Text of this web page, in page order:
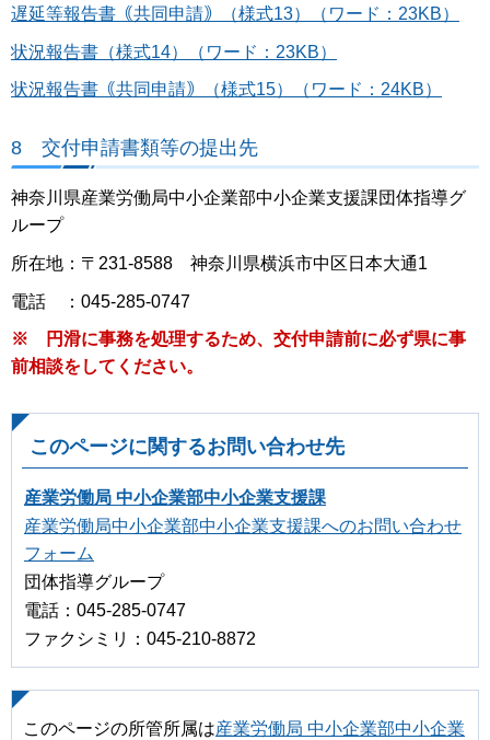
遅延等報告書｟共同申請｠（様式13）（ワード：23KB）
状況報告書（様式14）（ワード：23KB）
状況報告書 ｟共同申請｠ （様式15）（ワード：24KB）
8 交付申請書類等の提出先
神奈川県産業労働局中小企業部中小企業支援課団体指導グ
ループ
所在地：〒231-8588 神奈川県横浜市中区日本大通1
電話 ：045-285-0747
※ 円滑に事務を処理するため、交付申請前に必ず県に事
前相談をしてください。
このページに関するお問い合わせ先
産業労働局 中小企業部中小企業支援課
産業労働局中小企業部中小企業支援課へのお問い合わせ
フォーム
団体指導グループ
電話：045-285-0747
ファクシミリ：045-210-8872
このページの所管所属は産業労働局 中小企業部中小企業